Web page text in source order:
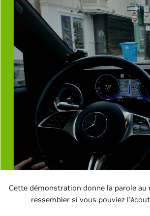
Cette démonstration donne la parole
ressembler si vous pouviez